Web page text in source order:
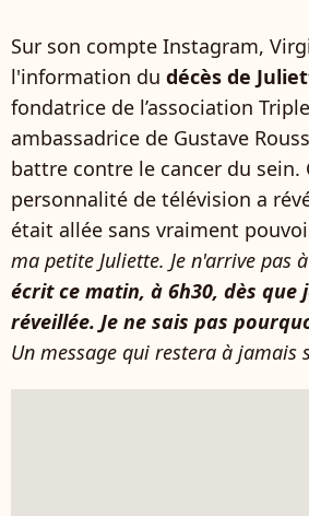
Sur son compte Instagram,
l'information du décès de
fondatrice de l’association
ambassadrice de Gustave
battre contre le cancer du sein.
personnalité de télévision a
était allée sans vraiment
ma petite Juliette. Je n'arrive pas
écrit ce matin, à 6h30, dès que
réveillée. Je ne sais pas
Un message qui restera à jamais